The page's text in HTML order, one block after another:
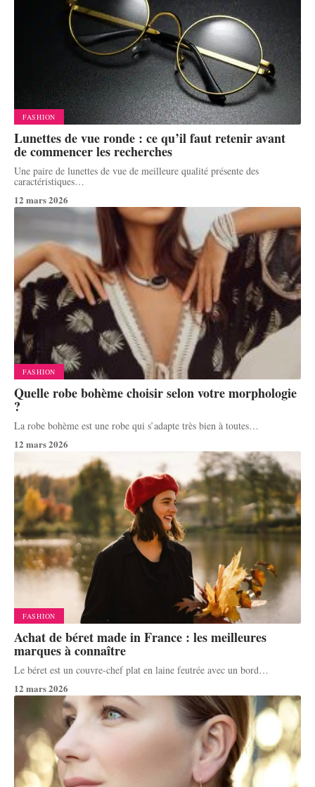
FASHION
Lunettes de vue ronde : ce qu’il faut retenir avant
de commencer les recherches
Une paire de lunettes de vue de meilleure qualité présente des
caractéristiques…
12 mars 2026
FASHION
Quelle robe bohème choisir selon votre morphologie
?
La robe bohème est une robe qui s’adapte très bien à toutes…
12 mars 2026
FASHION
Achat de béret made in France : les meilleures
marques à connaître
Le béret est un couvre-chef plat en laine feutrée avec un bord…
12 mars 2026